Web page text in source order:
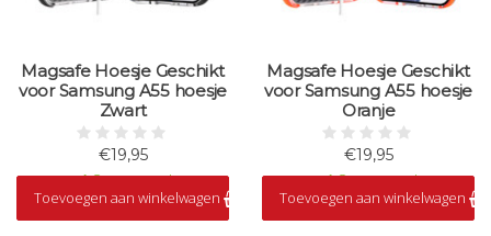
Magsafe Hoesje Geschikt
voor Samsung A55 hoesje
Zwart
€19,95
Op voorraad
Toevoegen aan winkelwagen
Magsafe Hoesje Geschikt
voor Samsung A55 hoesje
Oranje
€19,95
Op voorraad
Toevoegen aan winkelwagen